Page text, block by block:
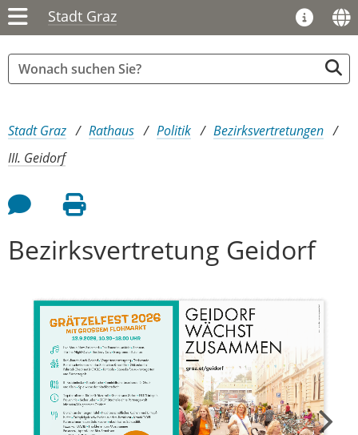
Stadt Graz
Sie sind hier:
Stadt Graz Rathaus Politik
Bezirksvertretungen
III. Geidorf
Feedback an Autor
Seite drucken
Bezirksvertretung Geidorf